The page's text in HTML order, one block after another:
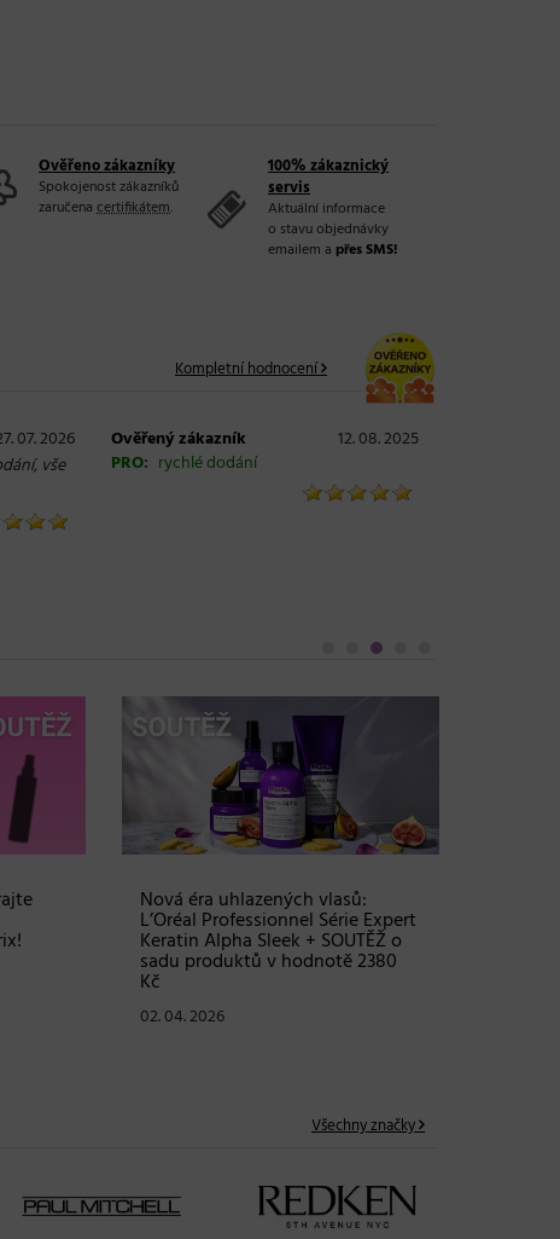
Ověřeno zákazníky
Spokojenost zákazníků
zaručena certifikátem.
100% zákaznický
servis
Aktuální informace
o stavu objednávky
emailem a přes SMS!
Kompletní hodnocení
07. 2026
vše
Ověřený zákazník
12. 08. 2025
PRO: rychlé dodání
Nová éra uhlazených vlasů:
L’Oréal Professionnel Série Expert
Keratin Alpha Sleek + SOUTĚŽ o
sadu produktů v hodnotě 2380
Kč
02. 04. 2026
Všechny značky